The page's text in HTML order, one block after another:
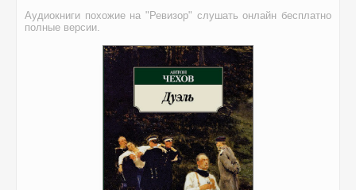
Аудиокниги похожие на "Ревизор" слушать онлайн бесплатно
полные версии.